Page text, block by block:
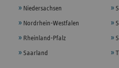
Niedersachsen
Nordrhein-Westfalen
Rheinland-Pfalz
Saarland